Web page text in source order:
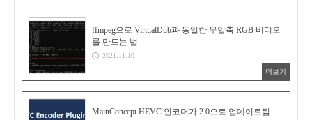
ffmpeg으로 VirtualDub과 동일한 무압축 RGB 비디오
를 만드는 법
2021.11.10
더보기
MainConcept HEVC 인코더가 2.0으로 업데이트됨